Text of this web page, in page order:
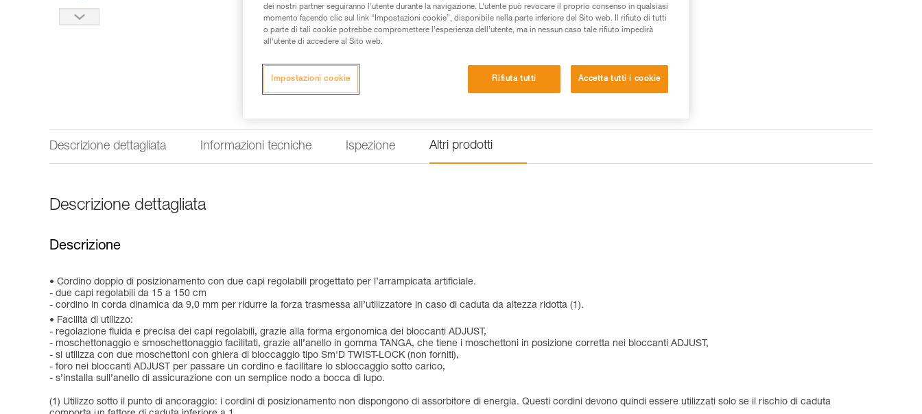
Descrizione dettagliata Informazioni tecniche Ispezione Altri prodotti
Descrizione dettagliata
Descrizione
Cordino doppio di posizionamento con due capi regolabili progettato per l’arrampicata artificiale.
- due capi regolabili da 15 a 150 cm
- cordino in corda dinamica da 9,0 mm per ridurre la forza trasmessa all’utilizzatore in caso di caduta da altezza ridotta (1).
Facilità di utilizzo:
- regolazione fluida e precisa dei capi regolabili, grazie alla forma ergonomica dei bloccanti ADJUST,
- moschettonaggio e smoschettonaggio facilitati, grazie all’anello in gomma TANGA, che tiene i moschettoni in posizione corretta nei bloccanti ADJUST,
- si utilizza con due moschettoni con ghiera di bloccaggio tipo Sm'D TWIST-LOCK (non forniti),
- foro nei bloccanti ADJUST per passare un cordino e facilitare lo sbloccaggio sotto carico,
- s’installa sull’anello di assicurazione con un semplice nodo a bocca di lupo.
(1) Utilizzo sotto il punto di ancoraggio: i cordini di posizionamento non dispongono di assorbitore di energia. Questi cordini devono quindi essere utilizzati solo se il rischio di caduta
dei nostri partner seguiranno l’utente durante la navigazione. L’utente può revocare il proprio consenso in qualsiasi
momento facendo clic sul link “Impostazioni cookie”, disponibile nella parte inferiore del Sito web. Il rifiuto di tutti
o parte di tali cookie potrebbe compromettere l’esperienza dell’utente, ma in nessun caso tale rifiuto impedirà
all’utente di accedere al Sito web.
Rifiuta tutti Accetta tutti i cookie
Impostazioni cookie